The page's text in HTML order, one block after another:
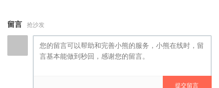
留言 抢沙发
提交留言